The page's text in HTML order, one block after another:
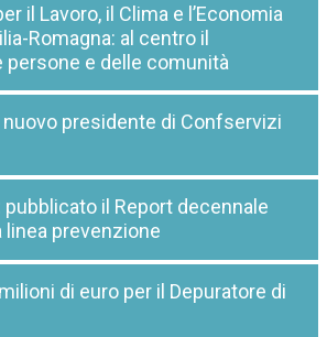
il Lavoro, il Clima e l’Economia
Romagna: al centro il
persone e delle comunità
nuovo presidente di Confservizi
pubblicato il Report decennale
linea prevenzione
di euro per il Depuratore di